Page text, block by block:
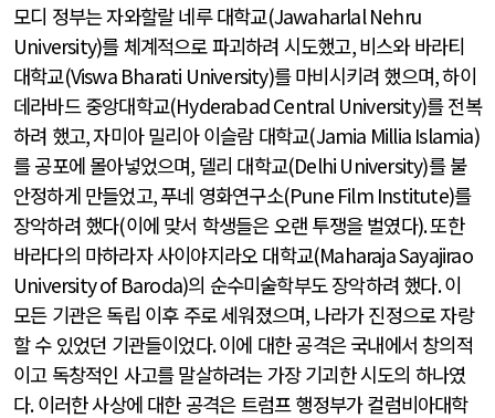
모디 정부는 자와할랄 네루 대학교(Jawaharlal Nehru
University)를 체계적으로 파괴하려 시도했고,비스와 바라티
대학교(Viswa Bharati University)를 마비시키려 했으며,하이
데라바드 중앙대학교(Hyderabad Central University)를 전복
하려 했고,자미아 밀리아 이슬람 대학교(Jamia Millia Islamia)
를 공포에 몰아넣었으며, 델리 대학교(Delhi University)를 불
안정하게 만들었고,푸네 영화연구소(Pune Film Institute)를
장악하려 했다(이에 맞서 학생들은 오랜 투쟁을 벌였다).또한
바라다의 마하라자 사이야지라오 대학교(Maharaja Sayajirao
University of Baroda)의 순수미술학부도 장악하려 했다.이
모든 기관은 독립 이후 주로 세워졌으며, 나라가 진정으로 자랑
할 수 있었던 기관들이었다.이에 대한 공격은 국내에서 창의적
이고 독창적인 사고를 말살하려는 가장 기괴한 시도의 하나였
다.이러한 사상에 대한 공격은 트럼프 행정부가 컬럼비아대학